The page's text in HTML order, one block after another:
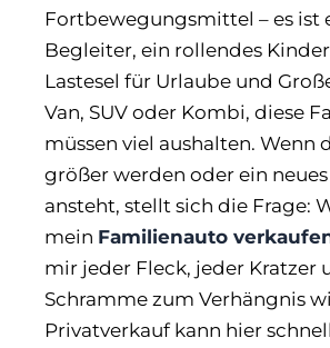
Fortbewegungsmittel – es ist
Begleiter, ein rollendes
Lastesel für Urlaube und
Van, SUV oder Kombi, diese
müssen viel aushalten. Wenn
größer werden oder ein
ansteht, stellt sich die Frage:
mein Familienauto
mir jeder Fleck, jeder Kratzer
Schramme zum Verhängnis
Privatverkauf kann hier